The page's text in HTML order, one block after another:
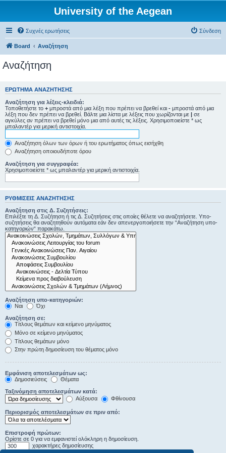
University of the Aegean
Συχνές ερωτήσεις Σύνδεση
Board Αναζήτηση
Αναζήτηση
ΕΡΏΤΗΜΑ ΑΝΑΖΉΤΗΣΗΣ
Αναζήτηση για λέξεις-κλειδιά:
Τοποθετήστε το + μπροστά από μια λέξη που πρέπει να βρεθεί και - μπροστά από μια
λέξη που δεν πρέπει να βρεθεί. Βάλτε μια λίστα με λέξεις που χωρίζονται με | σε
αγκύλες αν πρέπει να βρεθεί μόνο μια από αυτές τις λέξεις. Χρησιμοποιείστε * ως
μπαλαντέρ για μερική αντιστοιχία.
Αναζήτηση όλων των όρων ή του ερωτήματος όπως εισήχθη
Αναζήτηση οποιουδήποτε όρου
Αναζήτηση για συγγραφέα:
Χρησιμοποιείστε * ως μπαλαντέρ για μερική αντιστοιχία.
ΡΥΘΜΊΣΕΙΣ ΑΝΑΖΉΤΗΣΗΣ
Αναζήτηση στις Δ. Συζητήσεις:
Επιλέξτε τη Δ. Συζήτηση ή τις Δ. Συζητήσεις στις οποίες θέλετε να αναζητήσετε. Υπο-
συζητήσεις θα αναζητηθούν αυτόματα εάν δεν απενεργοποιήσετε την “Αναζήτηση υπο-
κατηγοριών“ παρακάτω.
Αναζήτηση υπο-κατηγοριών:
Ναι
Όχι
Αναζήτηση σε:
Τίτλους θεμάτων και κείμενο μηνύματος
Μόνο σε κείμενο μηνύματος
Τίτλους θεμάτων μόνο
Στην πρώτη δημοσίευση του θέματος μόνο
Εμφάνιση αποτελεσμάτων ως:
Δημοσιεύσεις
Θέματα
Ταξινόμηση αποτελεσμάτων κατά:
Αύξουσα
Φθίνουσα
Περιορισμός αποτελεσμάτων σε πριν από:
Επιστροφή πρώτων:
Ορίστε σε 0 για να εμφανιστεί ολόκληρη η δημοσίευση.
χαρακτήρες δημοσίευσης